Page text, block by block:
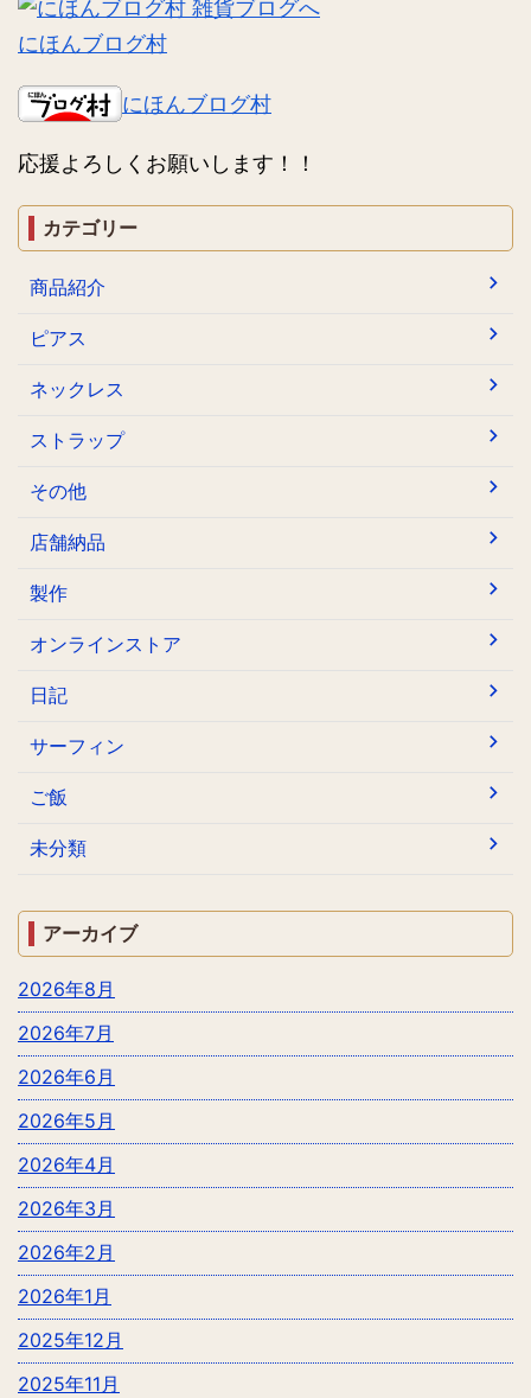
にほんブログ村
にほんブログ村
応援よろしくお願いします！！
カテゴリー
商品紹介
ピアス
ネックレス
ストラップ
その他
店舗納品
製作
オンラインストア
日記
サーフィン
ご飯
未分類
アーカイブ
2026年8月
2026年7月
2026年6月
2026年5月
2026年4月
2026年3月
2026年2月
2026年1月
2025年12月
2025年11月